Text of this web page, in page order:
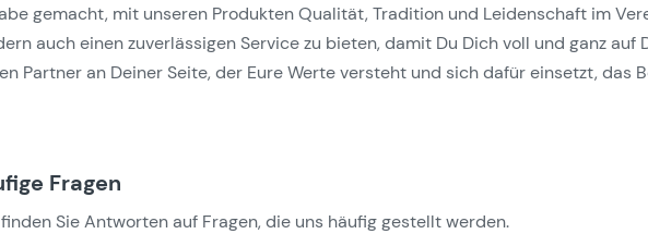
gemacht, mit unseren Produkten Qualität, Tradition und Leidenschaft im
auch einen zuverlässigen Service zu bieten, damit Du Dich voll und ganz
Partner an Deiner Seite, der Eure Werte versteht und sich dafür einsetzt, das
Fragen
Sie Antworten auf Fragen, die uns häufig gestellt werden.